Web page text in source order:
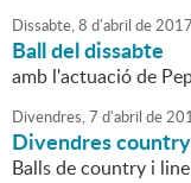
Dissabte,8 d'abril de2017
Ball del dissabte
amb l'actuació de
Divendres,7 d'abril de
Divendres
Balls de country i